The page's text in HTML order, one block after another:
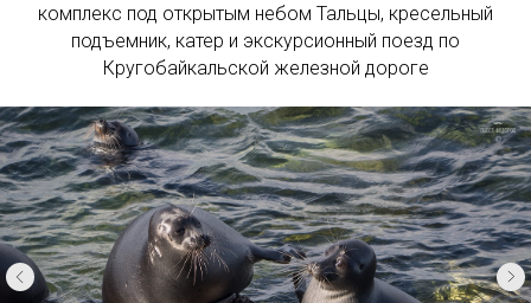
комплекс под открытым небом Тальцы, кресельный
подъемник, катер и экскурсионный поезд по
Кругобайкальской железной дороге